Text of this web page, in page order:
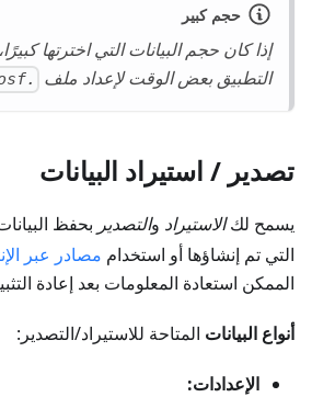
حجم كبير
إذا كان حجم البيانات التي اخترتها
التطبيق بعض الوقت لإعداد ملف
.osf
تصدير / استيراد البيانات
يسمح لكالاستيراد والتصدير بحفظ
التي تم إنشاؤها أو استخدام مصادر عبر
الممكن استعادة المعلومات بعد إعادة
أنواع البيانات المتاحة للاستيراد/التصدير:
الإعدادات: